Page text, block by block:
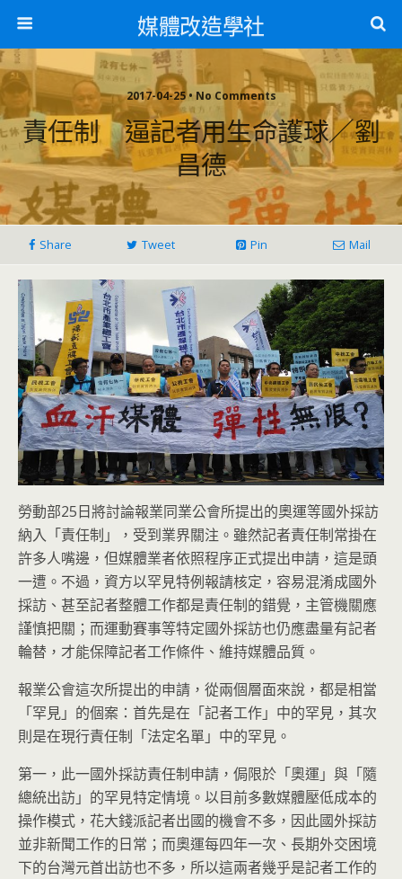
媒體改造學社
2017-04-25 • No Comments
責任制 逼記者用生命護球／劉
昌德
Share Tweet Pin Mail
勞動部25日將討論報業同業公會所提出的奧運等國外採訪
納入「責任制」，受到業界關注。雖然記者責任制常掛在
許多人嘴邊，但媒體業者依照程序正式提出申請，這是頭
一遭。不過，資方以罕見特例報請核定，容易混淆成國外
採訪、甚至記者整體工作都是責任制的錯覺，主管機關應
謹慎把關；而運動賽事等特定國外採訪也仍應盡量有記者
輪替，才能保障記者工作條件、維持媒體品質。
報業公會這次所提出的申請，從兩個層面來說，都是相當
「罕見」的個案：首先是在「記者工作」中的罕見，其次
則是在現行責任制「法定名單」中的罕見。
第一，此一國外採訪責任制申請，侷限於「奧運」與「隨
總統出訪」的罕見特定情境。以目前多數媒體壓低成本的
操作模式，花大錢派記者出國的機會不多，因此國外採訪
並非新聞工作的日常；而奧運每四年一次、長期外交困境
下的台灣元首出訪也不多，所以這兩者幾乎是記者工作的